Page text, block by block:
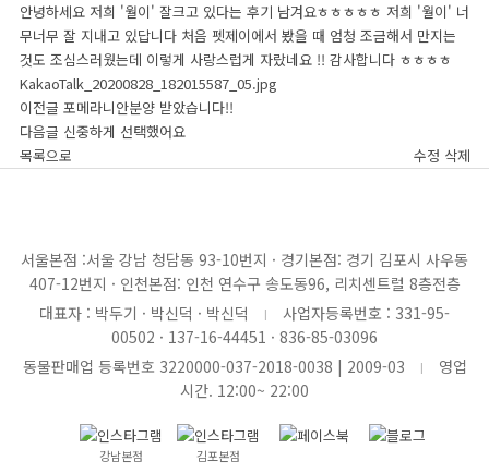
CUSTOMER CENTER
분양상담 (연중무휴 12:00 ~ 22:00 외 예약제운영)
서울 본점
전화걸기
김포지점 인천지점 일산지점 파주지점 하남지점
인천 본점 070-7620-2016
전화걸기
시흥지점 광명지점 안산지점
안녕하세요 저희 '월이' 잘크고 있다는 후기 남겨요ㅎㅎㅎㅎㅎ 저희 '월이' 너
무너무 잘 지내고 있답니다 처음 펫제이에서 봤을 때 엄청 조금해서 만지는
것도 조심스러웠는데 이렇게 사랑스럽게 자랐네요 !! 감사합니다 ㅎㅎㅎㅎ
KakaoTalk_20200828_182015587_05.jpg
이전글 포메라니안분양 받았습니다!!
다음글 신중하게 선택했어요
목록으로
수정 삭제
서울본점 :서울 강남 청담동 93-10번지 · 경기본점: 경기 김포시 사우동
407-12번지 · 인천본점: 인천 연수구 송도동96, 리치센트럴 8층전층
대표자 : 박두기 · 박신덕 · 박신덕
|
사업자등록번호 : 331-95-
00502 · 137-16-44451 · 836-85-03096
동물판매업 등록번호 3220000-037-2018-0038 | 2009-03
|
영업
시간. 12:00~ 22:00
강남본점 김포본점